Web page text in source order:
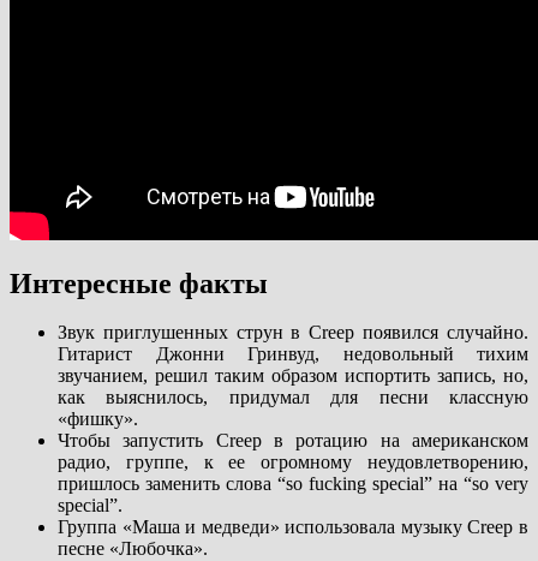
Интересные факты
Звук приглушенных струн в Creep появился случайно.
Гитарист Джонни Гринвуд, недовольный тихим
звучанием, решил таким образом испортить запись, но,
как выяснилось, придумал для песни классную
«фишку».
Чтобы запустить Creep в ротацию на американском
радио, группе, к ее огромному неудовлетворению,
пришлось заменить слова “so fucking special” на “so very
special”.
Группа «Маша и медведи» использовала музыку Creep в
песне «Любочка».